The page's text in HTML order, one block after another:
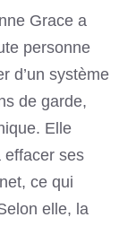
Grace a
personne
d’un système
de garde,
Elle
effacer ses
ce qui
elle, la